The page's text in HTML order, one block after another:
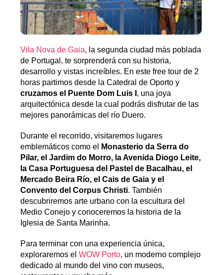
Vila Nova de Gaia, la segunda ciudad más poblada
de Portugal, te sorprenderá con su historia,
desarrollo y vistas increíbles. En este free tour de 2
horas partimos desde la Catedral de Oporto y
cruzamos el Puente Dom Luis I , una joya
arquitectónica desde la cual podrás disfrutar de las
mejores panorámicas del río Duero.
Durante el recorrido, visitaremos lugares
emblemáticos como el
Monasterio da Serra do
Pilar, el Jardim do Morro, la Avenida Diogo Leite,
la Casa Portuguesa del Pastel de Bacalhau, el
Mercado Beira Río, el Cais de Gaia y el
Convento del Corpus Christi. También
descubriremos arte urbano con la escultura del
Medio Conejo y conoceremos la historia de la
Iglesia de Santa Marinha.
Para terminar con una experiencia única,
exploraremos elWOW Porto, un moderno complejo
dedicado al mundo del vino con museos,